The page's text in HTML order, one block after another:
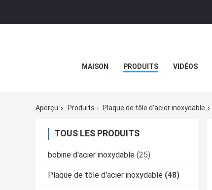
MAISON PRODUITS VIDÉOS
Aperçu Produits Plaque de tôle d'acier inoxydable
TOUS LES PRODUITS
bobine d'acier inoxydable (25)
Plaque de tôle d'acier inoxydable (48)